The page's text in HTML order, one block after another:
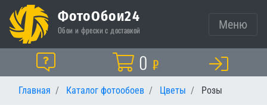
ФотоОбои24
Обои и фрески с доставкой Меню
Помощь Корзина
0 ₽
Главная Каталог фотообоев Цветы Розы